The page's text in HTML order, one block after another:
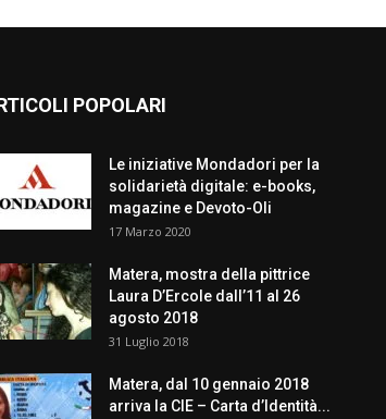
POPOLARI
Le iniziative Mondadori per la
solidarietà digitale: e-books,
magazine e Devoto-Oli
17 Marzo 2020
Matera, mostra della pittrice
Laura D’Ercole dall’11 al 26
agosto 2018
31 Luglio 2018
Matera, dal 10 gennaio 2018
arriva la CIE – Carta d’Identità...